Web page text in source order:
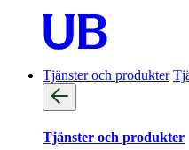
Tjänster och produkter
Tjänster och produkter